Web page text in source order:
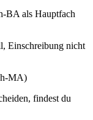
BA als Hauptfach
Einschreibung nicht
MA)
findest du